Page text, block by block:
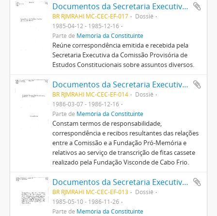
Documentos da Secretaria Executiva da Comissão Provisória de Estudos Constitucionais
BR RJMRAHI MC-CEC-EF-017
Dossiê
1985-04-12 - 1985-12-16
Parte de Memória da Constituinte
Reúne correspondência emitida e recebida pela
Secretaria Executiva da Comissão Provisória de
Estudos Constitucionais sobre assuntos diversos.
Documentos da Secretaria Executiva da Comissão Provisória de Estudos Constitucionais
BR RJMRAHI MC-CEC-EF-014
Dossiê
1986-03-07 - 1986-12-16
Parte de Memória da Constituinte
Constam termos de responsabilidade,
correspondência e recibos resultantes das relações
entre a Comissão e a Fundação Pró-Memória e
relativos ao serviço de transcrição de fitas cassete
realizado pela Fundação Visconde de Cabo Frio.
Documentos da Secretaria Executiva da Comissão Provisória de Estudos Constitucionais
BR RJMRAHI MC-CEC-EF-013
Dossiê
1985-05-10 - 1986-11-26
Parte de Memória da Constituinte